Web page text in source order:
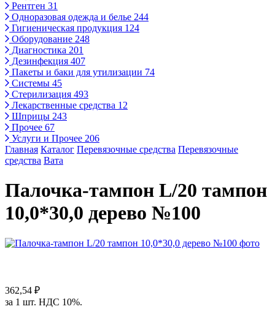
Рентген 31
Одноразовая одежда и белье 244
Гигиеническая продукция 124
Оборудование 248
Диагностика 201
Дезинфекция 407
Пакеты и баки для утилизации 74
Системы 45
Стерилизация 493
Лекарственные средства 12
Шприцы 243
Прочее 67
Услуги и Прочее 206
Главная Каталог Перевязочные средства Перевязочные
средства Вата
Палочка-тампон L/20 тампон
10,0*30,0 дерево №100
362,54 ₽
за 1 шт. НДС 10%.